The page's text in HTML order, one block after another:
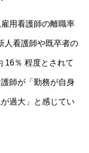
用看護師の離職率
人看護師や既卒者の
16％ 程度とされて
師が「勤務が自身
過大」と感じてい